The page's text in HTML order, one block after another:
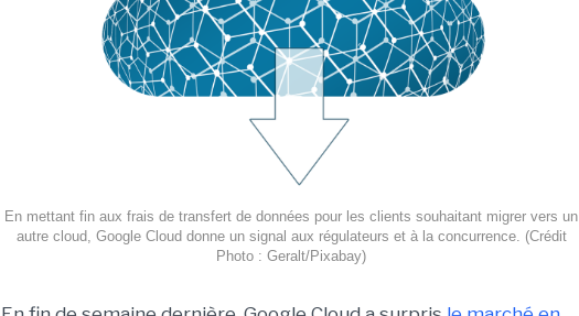
En mettant fin aux frais de transfert de données pour les clients souhaitant migrer vers un
autre cloud, Google Cloud donne un signal aux régulateurs et à la concurrence. (Crédit
Photo : Geralt/Pixabay)